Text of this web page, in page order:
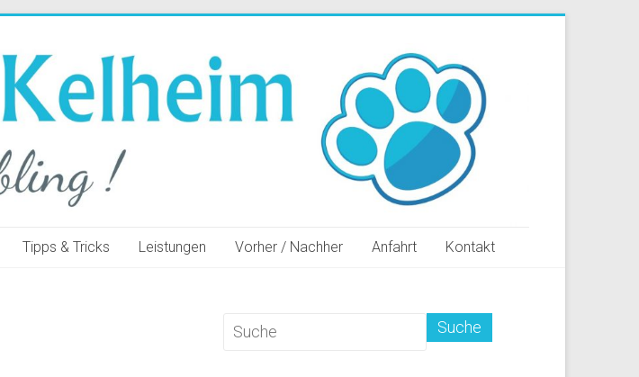
Tipps & Tricks Leistungen Vorher / Nachher Anfahrt Kontakt